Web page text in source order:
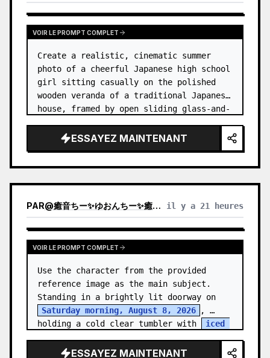
VOIR LE PROMPT COMPLET
Create a realistic, cinematic summer
photo of a cheerful Japanese high school
girl sitting casually on the polished
wooden veranda of a traditional Japanese
house, framed by open sliding glass-and-
style school uniform top w…
ESSAYEZ MAINTENANT
PAR@癒音ちー✨ゆおんちー✨癒やし声ASMRとAI il y a 21 heures
VOIR LE PROMPT COMPLET
Use the character from the provided
reference image as the main subject.
Saturday morning, August 8, 2026
,
holding a cold clear tumbler with
iced
ESSAYEZ MAINTENANT